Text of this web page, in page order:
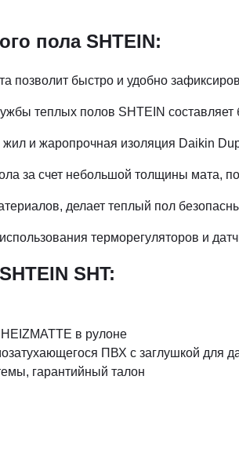
пола SHTEIN:
позволит быстро и удобно
теплых полов SHTEIN составляет
и жаропрочная изоляция Daikin
за счет небольшой толщины мата,
делает теплый пол
терморегуляторов и
SHT:
в рулоне
ПВХ с заглушкой для
гарантийный талон